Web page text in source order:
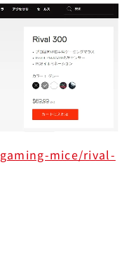
mice/rival-